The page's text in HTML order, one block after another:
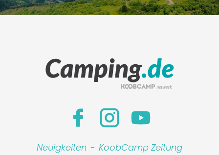
Neuigkeiten - KoobCamp Zeitung